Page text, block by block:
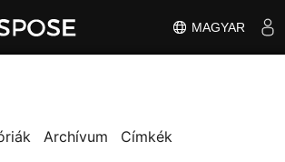
MAGYAR
Archívum Címkék